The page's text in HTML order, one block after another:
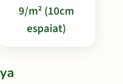
9/m² (10cm
espaiat)